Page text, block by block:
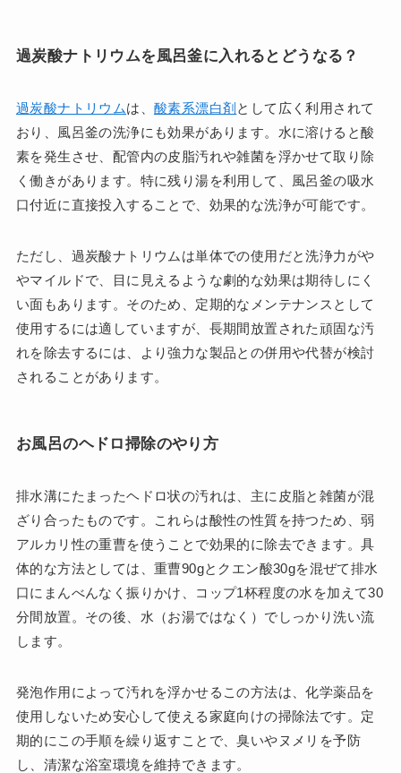
過炭酸ナトリウムを風呂釜に入れるとどうなる？
過炭酸ナトリウムは、 酸素系漂白剤 として広く利用されて
おり、風呂釜の洗浄にも効果があります。水に溶けると酸
素を発生させ、配管内の皮脂汚れや雑菌を浮かせて取り除
く働きがあります。特に残り湯を利用して、風呂釜の吸水
口付近に直接投入することで、効果的な洗浄が可能です。
ただし、過炭酸ナトリウムは単体での使用だと洗浄力がや
やマイルドで、目に見えるような劇的な効果は期待しにく
い面もあります。そのため、定期的なメンテナンスとして
使用するには適していますが、長期間放置された頑固な汚
れを除去するには、より強力な製品との併用や代替が検討
されることがあります。
お風呂のヘドロ掃除のやり方
排水溝にたまったヘドロ状の汚れは、主に皮脂と雑菌が混
ざり合ったものです。これらは酸性の性質を持つため、弱
アルカリ性の重曹を使うことで効果的に除去できます。具
体的な方法としては、重曹90gとクエン酸30gを混ぜて排水
口にまんべんなく振りかけ、コップ1杯程度の水を加えて30
分間放置。その後、水（お湯ではなく）でしっかり洗い流
します。
発泡作用によって汚れを浮かせるこの方法は、化学薬品を
使用しないため安心して使える家庭向けの掃除法です。定
期的にこの手順を繰り返すことで、臭いやヌメリを予防
し、清潔な浴室環境を維持できます。